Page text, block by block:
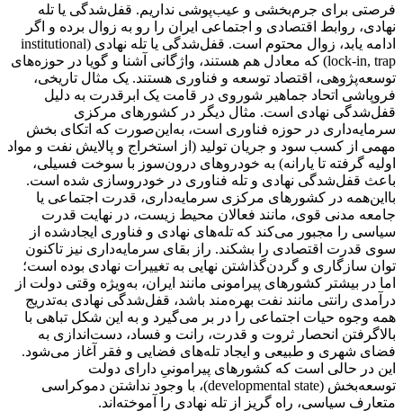
فرصتی برای جرم‌بخشی و عیب‌پوشی نداریم. قفل‌شدگی یا تله
نهادی، روابط اقتصادی و اجتماعی ایران را رو به زوال برده و اگر
ادامه یابد، زوال محتوم است. قفل‌شدگی یا تله نهادی (institutional
lock-in, trap) که معادل هم‌ هستند، واژگانی آشنا و گویا در حوزه‌های
توسعه‌پژوهی، اقتصاد توسعه و فناوری هستند. یک مثال تاریخی،
فروپاشی اتحاد جماهیر شوروی در قامت یک ابرقدرت به دلیل
قفل‌شدگی نهادی است. مثال دیگر در کشورهای مرکزی
سرمایه‌داری در حوزه فناوری است، به‌این‌‌صورت که اتکای بخش
مهمی از کسب سود و جریان تولید (از استخراج و پالایش نفت و مواد
اولیه گرفته تا یارانه) به خودروهای درون‌سوز با سوخت فسیلی،
باعث قفل‌شدگی نهادی و تله فناوری در خودروسازی شده است.
با‌این‌همه در کشورهای مرکزی سرمایه‌داری، قدرت اجتماعی یا
جامعه مدنی قوی، مانند فعالان محیط زیست، در نهایت قدرت
سیاسی را مجبور می‌کند که تله‌های نهادی و فناوری ایجاد‌شده از
سوی قدرت اقتصادی را بشکند. راز بقای سرمایه‌داری نیز تاکنون‌
توان سازگاری‌ و گردن‌گذاشتن نهایی به تغییرات نهادی بوده است؛
اما در بیشتر کشورهای پیرامونی مانند ایران، به‌ویژه وقتی دولت از
درآمدی رانتی مانند نفت بهره‌مند باشد، قفل‌شدگی نهادی به‌تدریج
همه وجوه حیات اجتماعی را در بر می‌گیرد و به این شکل تباهی با
بالا‌گرفتن انحصار ثروت و قدرت، رانت و فساد، دست‌اندازی به
فضای شهری و طبیعی و ایجاد تله‌های فضایی و فقر آغاز می‌شود.
این در حالی است که کشورهای پیرامونیِ دارای دولت
توسعه‌بخش (developmental state)، با وجود نداشتن دموکراسی
متعارف سیاسی، راه گریز از تله نهادی را آموخته‌اند.